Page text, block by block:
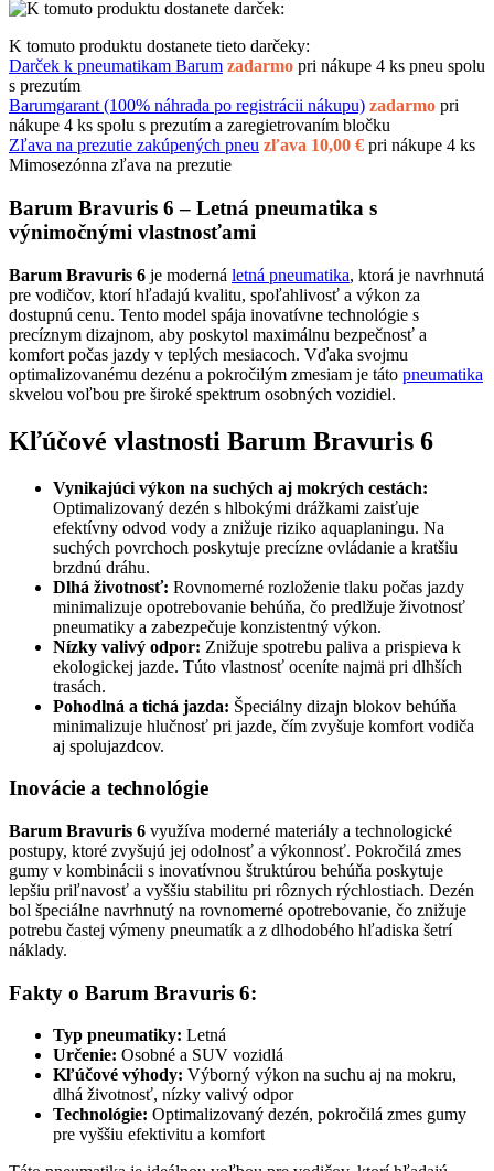
K tomuto produktu dostanete tieto darčeky:
Darček k pneumatikam Barum zadarmo pri nákupe 4 ks pneu spolu
s prezutím
Barumgarant (100% náhrada po registrácii nákupu) zadarmo pri
nákupe 4 ks spolu s prezutím a zaregietrovaním bločku
Zľava na prezutie zakúpených pneu zľava 10,00 € pri nákupe 4 ks
Mimosezónna zľava na prezutie
Barum Bravuris 6 – Letná pneumatika s
výnimočnými vlastnosťami
Barum Bravuris 6 je moderná letná pneumatika, ktorá je navrhnutá
pre vodičov, ktorí hľadajú kvalitu, spoľahlivosť a výkon za
dostupnú cenu. Tento model spája inovatívne technológie s
precíznym dizajnom, aby poskytol maximálnu bezpečnosť a
komfort počas jazdy v teplých mesiacoch. Vďaka svojmu
optimalizovanému dezénu a pokročilým zmesiam je táto pneumatika
skvelou voľbou pre široké spektrum osobných vozidiel.
Kľúčové vlastnosti Barum Bravuris 6
Vynikajúci výkon na suchých aj mokrých cestách:
Optimalizovaný dezén s hlbokými drážkami zaisťuje
efektívny odvod vody a znižuje riziko aquaplaningu. Na
suchých povrchoch poskytuje precízne ovládanie a kratšiu
brzdnú dráhu.
Dlhá životnosť: Rovnomerné rozloženie tlaku počas jazdy
minimalizuje opotrebovanie behúňa, čo predlžuje životnosť
pneumatiky a zabezpečuje konzistentný výkon.
Nízky valivý odpor: Znižuje spotrebu paliva a prispieva k
ekologickej jazde. Túto vlastnosť oceníte najmä pri dlhších
trasách.
Pohodlná a tichá jazda: Špeciálny dizajn blokov behúňa
minimalizuje hlučnosť pri jazde, čím zvyšuje komfort vodiča
aj spolujazdcov.
Inovácie a technológie
Barum Bravuris 6 využíva moderné materiály a technologické
postupy, ktoré zvyšujú jej odolnosť a výkonnosť. Pokročilá zmes
gumy v kombinácii s inovatívnou štruktúrou behúňa poskytuje
lepšiu priľnavosť a vyššiu stabilitu pri rôznych rýchlostiach. Dezén
bol špeciálne navrhnutý na rovnomerné opotrebovanie, čo znižuje
potrebu častej výmeny pneumatík a z dlhodobého hľadiska šetrí
náklady.
Fakty o Barum Bravuris 6:
Typ pneumatiky: Letná
Určenie: Osobné a SUV vozidlá
Kľúčové výhody: Výborný výkon na suchu aj na mokru,
dlhá životnosť, nízky valivý odpor
Technológie: Optimalizovaný dezén, pokročilá zmes gumy
pre vyššiu efektivitu a komfort